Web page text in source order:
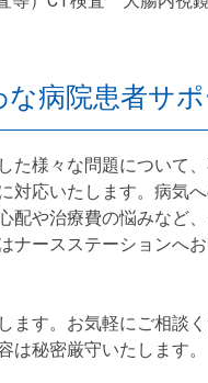
病院患者サ
た様々な問題について
対応いたします。病気
配や治療費の悩みなど
ナースステーションへ
ます。お気軽にご相談
秘密厳守いたします。